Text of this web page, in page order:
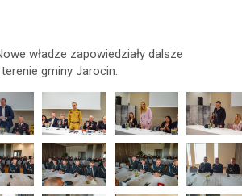
władze zapowiedziały dalsze
gminy Jarocin.